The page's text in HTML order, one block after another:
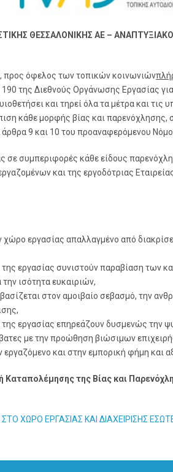
ΘΕΣΣΑΛΟΝΙΚΗΣ ΑΕ –
προς όφελος των τοπικών κοινωνιών
της Διεθνούς Οργάνωσης Εργασίας
και τηρεί όλα τα μέτρα και
κάθε μορφής βίας και
9 και 10 του προαναφερόμενου
σε συμπεριφορές κάθε είδους
και της εργοδότριας
εργασίας απαλλαγμένο από
της εργασίας συνιστούν παραβίαση
ισότητα ευκαιριών,
στον αμοιβαίο σεβασμό, την
εργασίας επηρεάζουν δυσμενώς την
με την προώθηση βιώσιμων
και στην εμπορική φήμη και
Καταπολέμησης της Βίας και
ΧΩΡΟ ΕΡΓΑΣΙΑΣ ΚΑΙ ΔΙΑΧΕΙΡΙΣΗΣ